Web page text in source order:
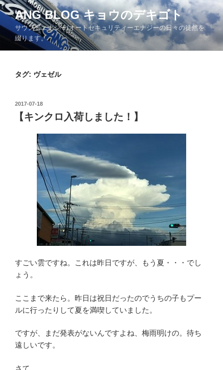
コ
ン
テ
ツ
ANG BLOG キョウのデキゴト
サウンドエナジー/オートセキュリティーエナジーの日々の徒然を
綴ります。
タグ: ヴェゼル
投
稿
日:
2017-07-18
【キンクロ入荷しました！】
すごい雲ですね。これは昨日ですが、もう夏・・・でし
ょう。
ここまで来たら。昨日は祝日だったのでうちの子もプー
ルに行ったりして夏を満喫していました。
ですが、まだ発表がないんですよね、梅雨明けの。待ち
遠しいです。
さて、